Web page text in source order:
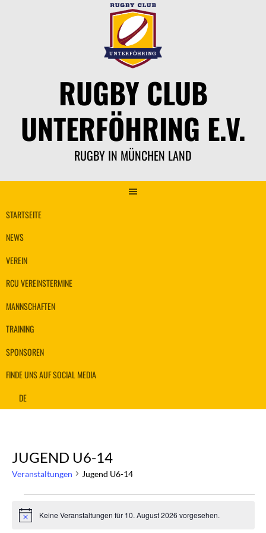
RUGBY CLUB
UNTERFÖHRING E.V.
RUGBY IN MÜNCHEN LAND
STARTSEITE
NEWS
VEREIN
RCU VEREINSTERMINE
MANNSCHAFTEN
TRAINING
SPONSOREN
FINDE UNS AUF SOCIAL MEDIA
DE
JUGEND U6-14
Veranstaltungen Jugend U6-14
VERANSTALTUNGEN
HinweisKeine Veranstaltungen für 10. August 2026 vorgesehen.